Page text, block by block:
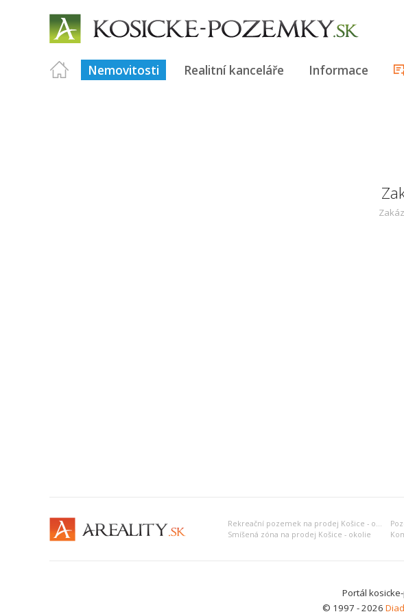
Nemovitosti Realitní kanceláře Informace
Rekreační pozemek na prodej Košice - okolie
Smíšená zóna na prodej Košice - okolie
Portál
© 1997 - 2026